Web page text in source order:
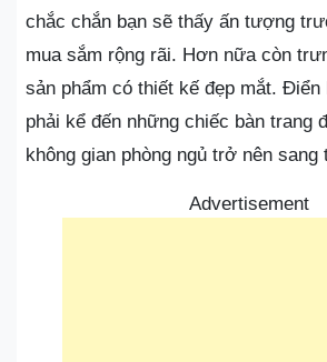
chắc chắn bạn sẽ thấy ấn tượng
mua sắm rộng rãi. Hơn nữa còn
sản phẩm có thiết kế đẹp mắt. Điển
phải kể đến những chiếc bàn trang
không gian phòng ngủ trở nên sang
Advertisement